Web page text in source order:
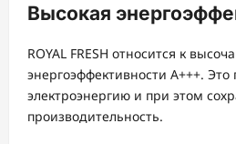
Высокая
ROYAL FRESH относится к
энергоэффективности А+++. Это
электроэнергию и при этом
производительность.